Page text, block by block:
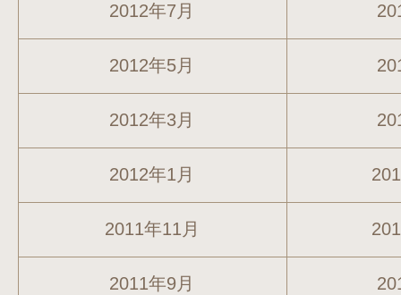
2012年7月
2012年5月
2012年3月
2012年1月
2011年11月
2011年9月